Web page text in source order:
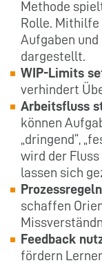
Methode
Rolle. Mithilfe
Aufgaben
dargestellt.
WIP-Limits
verhindert
Arbeitsfluss
können
„dringend“,
wird der
lassen sich
schaffen
Feedback
fördern